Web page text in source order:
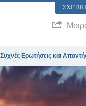
Συχνές Ερωτήσεις και